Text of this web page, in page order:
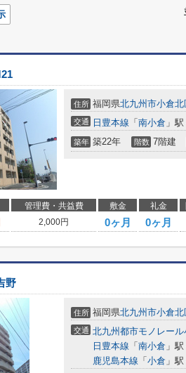
住所 福岡県北九州市小倉北
交通 日豊本線 「 南小倉 」
築年 築22年 階数 7階建
管理費・共益費 敷金 礼金
2,000円 0ヶ月 0ヶ月
野
住所 福岡県北九州市小倉北
交通 北九州都市モノレール
日豊本線 「 南小倉 」
鹿児島本線 「 小倉 」